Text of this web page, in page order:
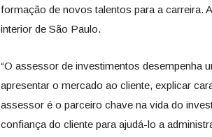
formação de novos talentos para a carreira.
interior de São Paulo.
“O assessor de investimentos desempenha
apresentar o mercado ao cliente, explicar
assessor é o parceiro chave na vida do
confiança do cliente para ajudá-lo a